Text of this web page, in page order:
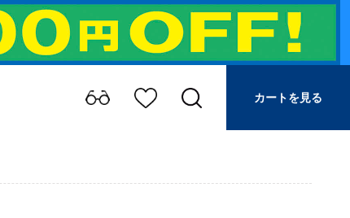
カートを見る